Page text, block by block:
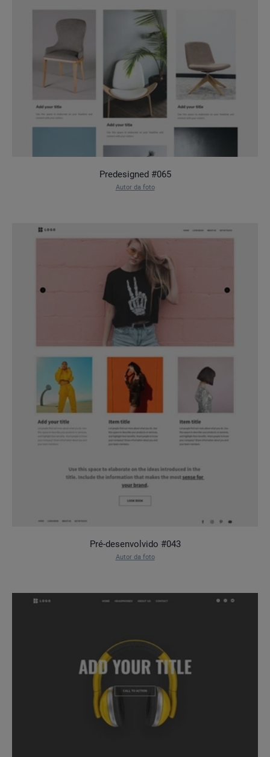
Predesigned #065
Autor da foto
Pré-desenvolvido #043
Autor da foto